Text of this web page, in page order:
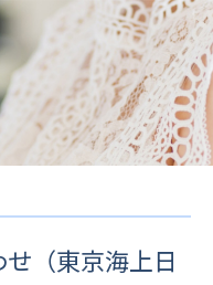
（東京海上日